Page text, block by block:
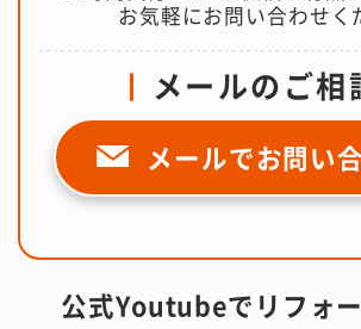
お気軽にお問い合わせく
メールのご相
メールでお問い
公式Youtubeでリフォ